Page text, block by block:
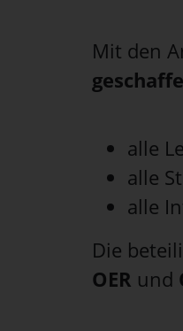
Mit den
alle
alle
alle
Die
OER und